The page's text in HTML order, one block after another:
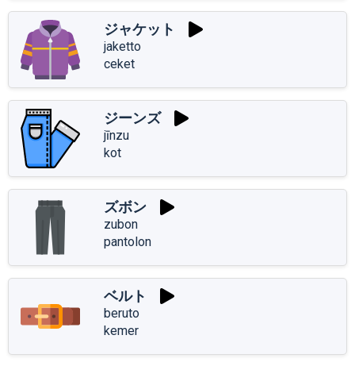
ジャケット
jaketto
ceket
ジーンズ
jīnzu
kot
ズボン
zubon
pantolon
ベルト
beruto
kemer